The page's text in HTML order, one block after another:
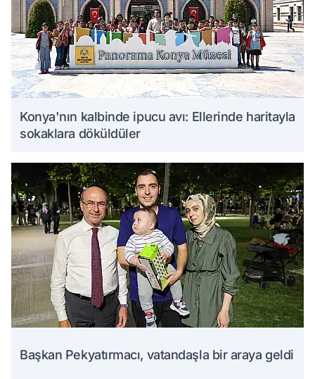
Konya'nın kalbinde ipucu avı: Ellerinde haritayla
sokaklara döküldüler
Başkan Pekyatırmacı, vatandaşla bir araya geldi